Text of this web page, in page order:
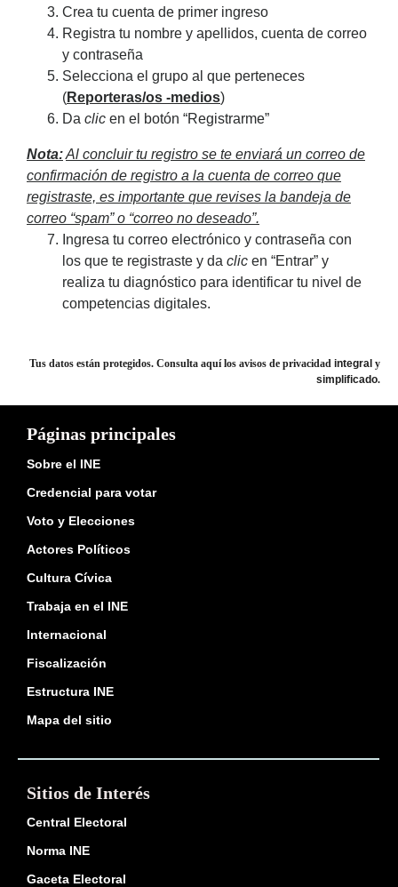
Crea tu cuenta de primer ingreso
Registra tu nombre y apellidos, cuenta de correo
y contraseña
Selecciona el grupo al que perteneces
(Reporteras/os -medios)
Da clic en el botón “Registrarme”
Nota:Al concluir tu registro se te enviará un correo de
confirmación de registro a la cuenta de correo que
registraste, es importante que revises la bandeja de
correo “spam” o “correo no deseado”.
Ingresa tu correo electrónico y contraseña con
los que te registraste y da clic en “Entrar” y
realiza tu diagnóstico para identificar tu nivel de
competencias digitales.
Tus datos están protegidos. Consulta aquí los avisos de privacidad integral y
simplificado.
Páginas principales
Sobre el INE
Credencial para votar
Voto y Elecciones
Actores Políticos
Cultura Cívica
Trabaja en el INE
Internacional
Fiscalización
Estructura INE
Mapa del sitio
Sitios de Interés
Central Electoral
Norma INE
Gaceta Electoral